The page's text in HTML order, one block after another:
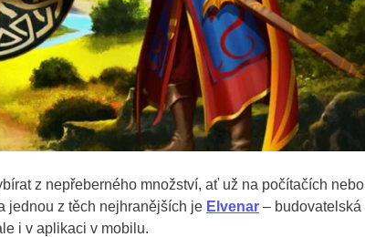
z nepřeberného množství, ať už na počítačích nebo
jednou z těch nejhranějších je Elvenar – budovatelská
i v aplikaci v mobilu.